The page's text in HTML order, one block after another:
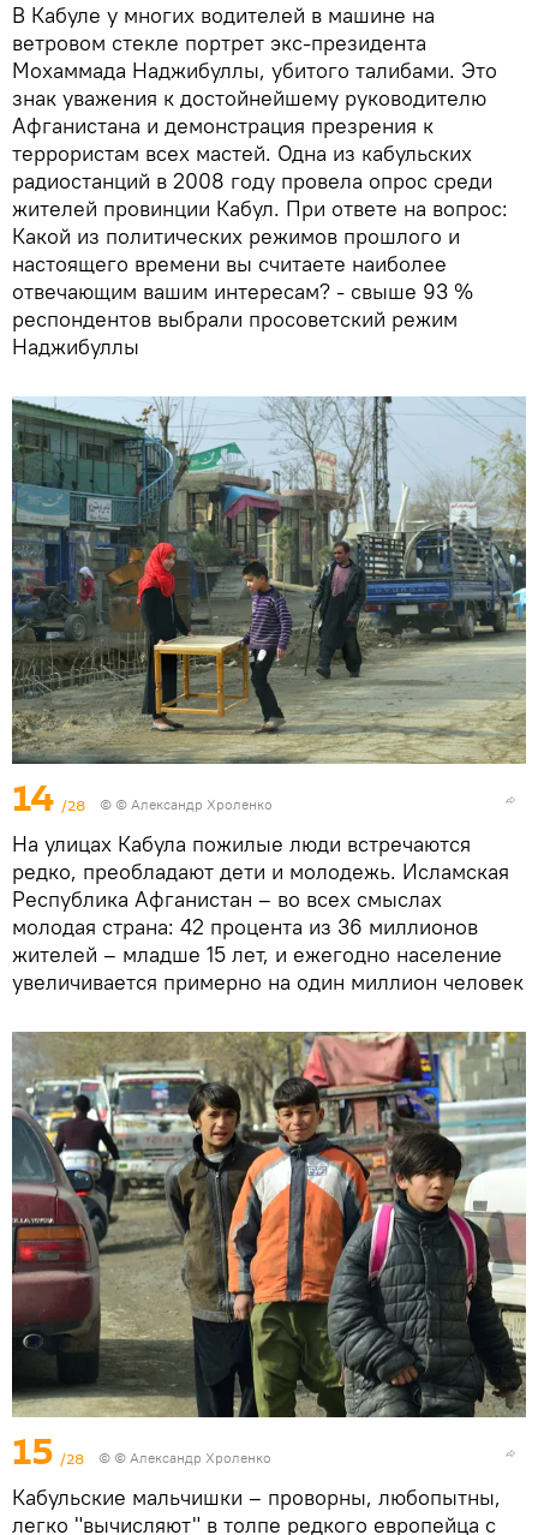
В Кабуле у многих водителей в машине на
ветровом стекле портрет экс-президента
Мохаммада Наджибуллы, убитого талибами. Это
знак уважения к достойнейшему руководителю
Афганистана и демонстрация презрения к
террористам всех мастей. Одна из кабульских
радиостанций в 2008 году провела опрос среди
жителей провинции Кабул. При ответе на вопрос:
Какой из политических режимов прошлого и
настоящего времени вы считаете наиболее
отвечающим вашим интересам? - свыше 93 %
респондентов выбрали просоветский режим
Наджибуллы
14 /28 © © Александр Хроленко
На улицах Кабула пожилые люди встречаются
редко, преобладают дети и молодежь. Исламская
Республика Афганистан – во всех смыслах
молодая страна: 42 процента из 36 миллионов
жителей – младше 15 лет, и ежегодно население
увеличивается примерно на один миллион человек
15 /28 © © Александр Хроленко
Кабульские мальчишки – проворны, любопытны,
легко "вычисляют" в толпе редкого европейца с